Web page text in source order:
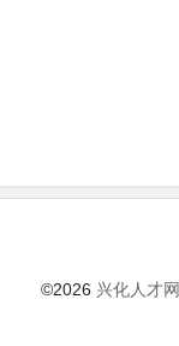
©2026 兴化人才网